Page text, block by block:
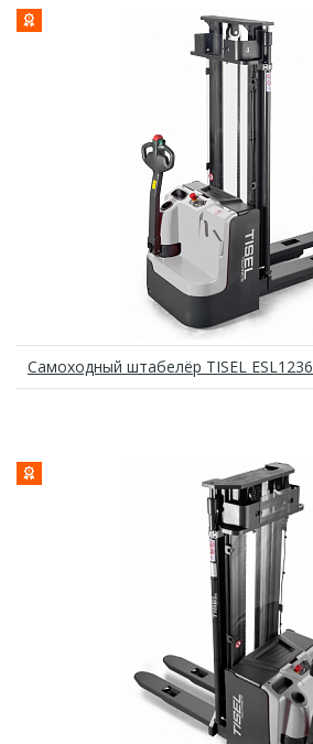
Самоходный штабелёр TISEL ESL1236